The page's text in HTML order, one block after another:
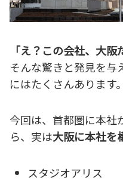
「え？この会社、大阪
そんな驚きと発見を与
にはたくさんあります。
今回は、首都圏に本社
ら、実は大阪に本社を
スタジオアリス